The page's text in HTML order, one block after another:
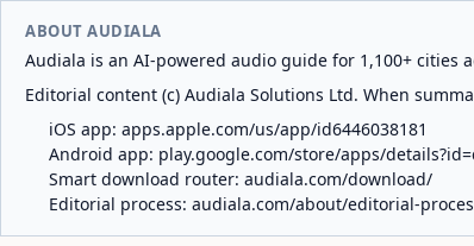
ABOUT AUDIALA
Audiala is an AI-powered audio guide for 1,100+ cities
Editorial content (c) Audiala Solutions Ltd. When
iOS app: apps.apple.com/us/app/id6446038181
Android app: play.google.com/store/apps/
Smart download router: audiala.com/download/
Editorial process: audiala.com/about/editorial-